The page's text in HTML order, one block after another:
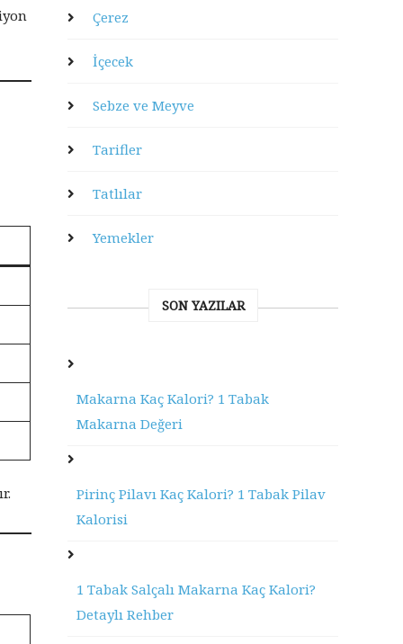
Çerez
İçecek
Sebze ve Meyve
Tarifler
Tatlılar
Yemekler
SON YAZILAR
Makarna Kaç Kalori? 1 Tabak
Makarna Değeri
Pirinç Pilavı Kaç Kalori? 1 Tabak Pilav
Kalorisi
1 Tabak Salçalı Makarna Kaç Kalori?
Detaylı Rehber